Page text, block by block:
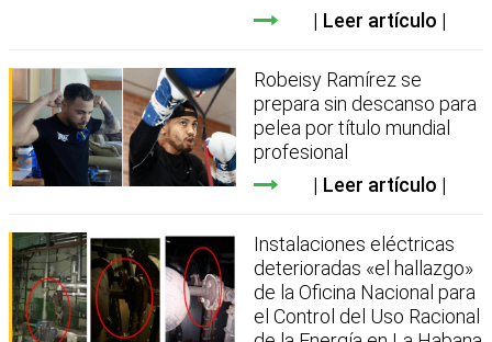
Leer artículo
Robeisy Ramírez se
prepara sin descanso para
pelea por título mundial
profesional
Leer artículo
Instalaciones eléctricas
deterioradas «el hallazgo»
de la Oficina Nacional para
el Control del Uso Racional